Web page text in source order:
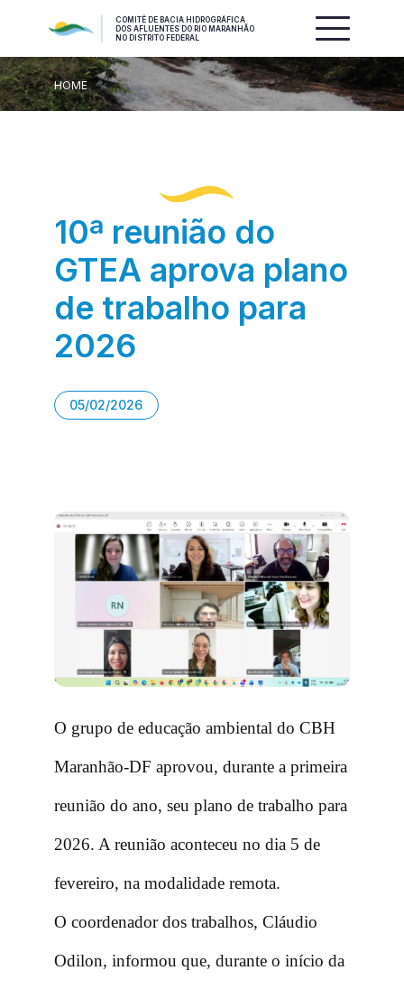
COMITÊ DE BACIA HIDROGRÁFICA
DOS AFLUENTES DO RIO MARANHÃO
NO DISTRITO FEDERAL
HOME
10ª reunião do
GTEA aprova plano
de trabalho para
2026
05/02/2026
O grupo de educação ambiental do CBH
Maranhão-DF aprovou, durante a primeira
reunião do ano, seu plano de trabalho para
2026. A reunião aconteceu no dia 5 de
fevereiro, na modalidade remota.
O coordenador dos trabalhos, Cláudio
Odilon, informou que, durante o início da